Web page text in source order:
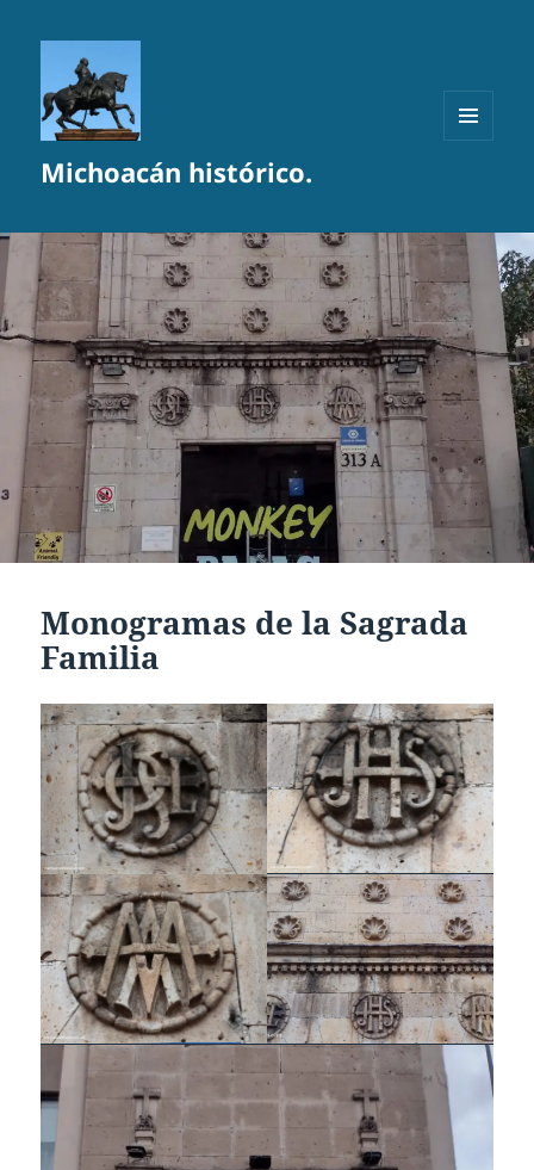
Michoacán histórico.
Monogramas de la Sagrada
Familia